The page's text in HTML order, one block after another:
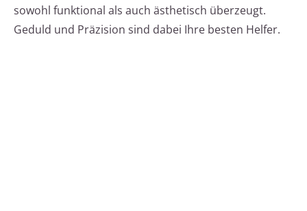
sowohl funktional als auch ästhetisch überzeugt.
Geduld und Präzision sind dabei Ihre besten Helfer.